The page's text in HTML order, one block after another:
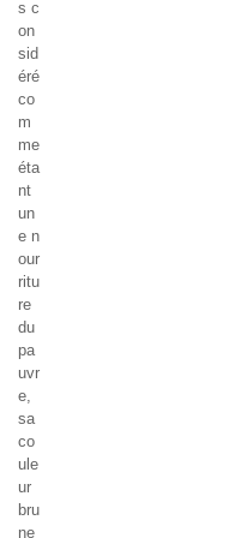
s c
on
sid
éré
co
m
me
éta
nt
un
e n
our
ritu
re
du
pa
uvr
e,
sa
co
ule
ur
bru
ne